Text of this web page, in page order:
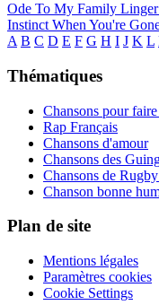
Ode To My Family Linger
Instinct When You're
A B C D E F G H I J K L
Thématiques
Chansons pour
Rap Français
Chansons d'amour
Chansons des
Chansons de
Chanson bonne
Plan de site
Mentions légales
Paramètres cookies
Cookie Settings